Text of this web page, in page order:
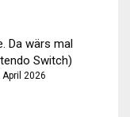
Da wärs mal
Switch)
April 2026